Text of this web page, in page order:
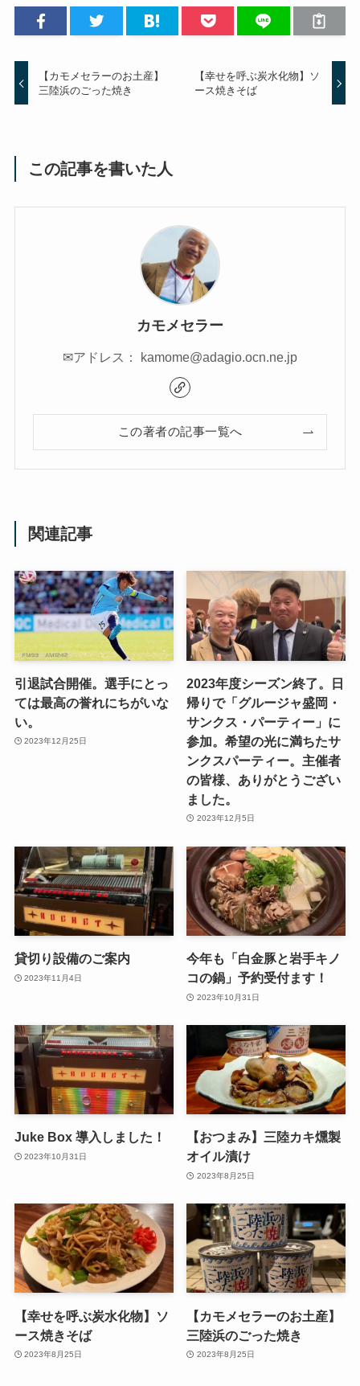
【カモメセラーのお土産】
三陸浜のごった焼き
【幸せを呼ぶ炭水化物】ソ
ース焼きそば
この記事を書いた人
カモメセラー
✉アドレス： kamome@adagio.ocn.ne.jp
この著者の記事一覧へ
関連記事
引退試合開催。選手にとっ
ては最高の誉れにちがいな
い。
2023年12月25日
2023年度シーズン終了。日
帰りで「グルージャ盛岡・
サンクス・パーティー」に
参加。希望の光に満ちたサ
ンクスパーティー。主催者
の皆様、ありがとうござい
ました。
2023年12月5日
貸切り設備のご案内
2023年11月4日
今年も「白金豚と岩手キノ
コの鍋」予約受付ます！
2023年10月31日
Juke Box 導入しました！
2023年10月31日
【おつまみ】三陸カキ燻製
オイル漬け
2023年8月25日
【幸せを呼ぶ炭水化物】ソ
ース焼きそば
2023年8月25日
【カモメセラーのお土産】
三陸浜のごった焼き
2023年8月25日